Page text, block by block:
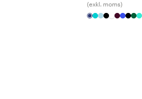
(exkl. moms)